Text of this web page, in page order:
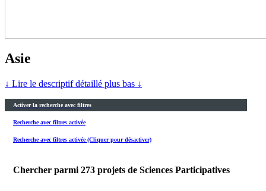
Asie
↓ Lire le descriptif détaillé plus bas ↓
Activer la recherche avec filtres
Recherche avec filtres activée
Recherche avec filtres activée (Cliquer pour désactiver)
Chercher parmi 273 projets de Sciences Participatives